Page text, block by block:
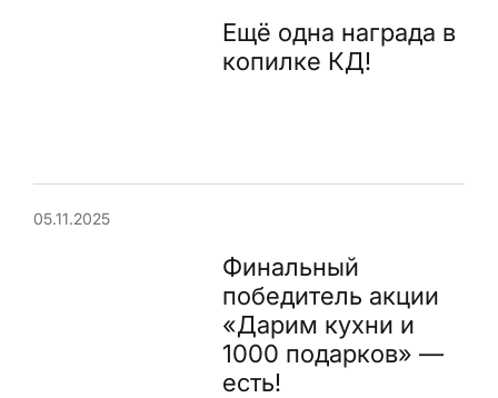
Ещё одна награда в
копилке КД!
05.11.2025
Финальный
победитель акции
«Дарим кухни и
1000 подарков» —
есть!